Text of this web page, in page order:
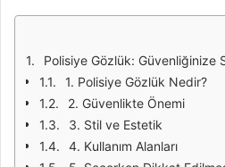
Polisiye Gözlük: Güvenliğinize
1. Polisiye Gözlük Nedir?
2. Güvenlikte Önemi
3. Stil ve Estetik
4. Kullanım Alanları